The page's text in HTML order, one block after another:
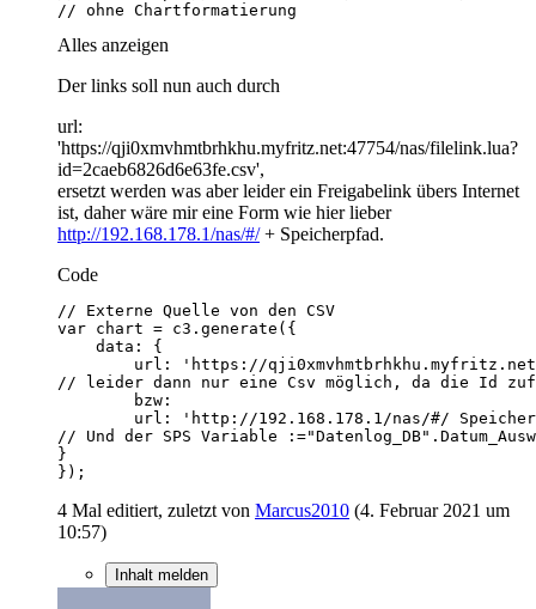
// ohne Chartformatierung
Alles anzeigen
Der links soll nun auch durch
url:
'https://qji0xmvhmtbrhkhu.myfritz.net:47754/nas/filelink.lua?
id=2caeb6826d6e63fe.csv',
ersetzt werden was aber leider ein Freigabelink übers Internet
ist, daher wäre mir eine Form wie hier lieber
http://192.168.178.1/nas/#/+ Speicherpfad.
Code
});
4 Mal editiert, zuletzt von Marcus2010 (4. Februar 2021 um
10:57)
Inhalt melden